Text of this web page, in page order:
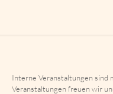
Interne Veranstaltungen sind
Veranstaltungen freuen wir